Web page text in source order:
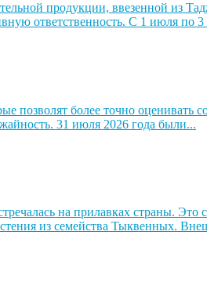
продукции, ввезенной из
ответственность. С 1 июля по 3
более точно оценивать
31 июля 2026 года были...
на прилавках страны.
из семейства Тыквенных.